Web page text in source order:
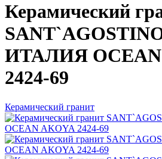
Керамический
ИТАЛИЯ OCEAN
2424-69
Керамический гранит